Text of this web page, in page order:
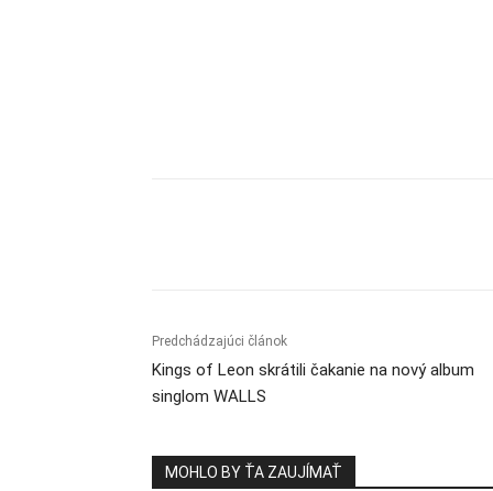
Predchádzajúci článok
Kings of Leon skrátili čakanie na nový album
singlom WALLS
MOHLO BY ŤA ZAUJÍMAŤ